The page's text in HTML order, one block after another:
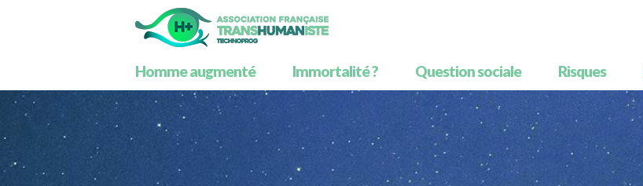
Homme augmenté Immortalité ? Question sociale Risques